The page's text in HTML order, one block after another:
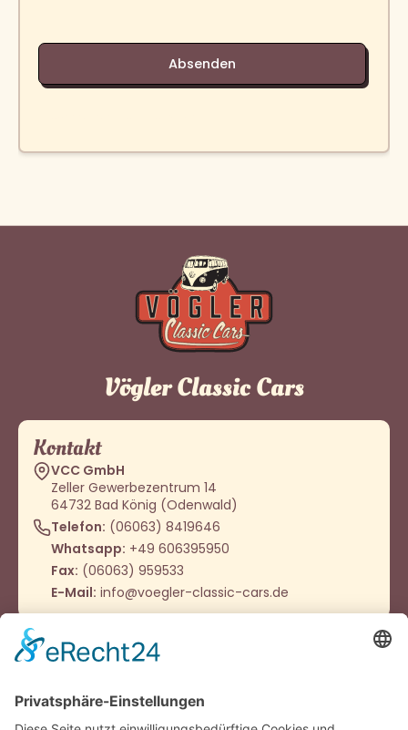
Vögler Classic Cars
Kontakt
VCC GmbH
Zeller Gewerbezentrum 14
64732 Bad König (Odenwald)
Telefon: (06063) 8419646
Whatsapp: +49 606395950
Fax: (06063) 959533
E-Mail: info@voegler-classic-cars.de
Öffnungszeiten
Montag - Donnerstag
9:00 – 12:00 Uhr
14:00 - 16:00 Uhr